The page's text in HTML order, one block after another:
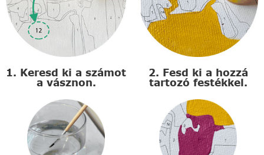
1. Keresd ki a számot
a vásznon.
2. Fesd ki a hozzá
tartozó festékkel.